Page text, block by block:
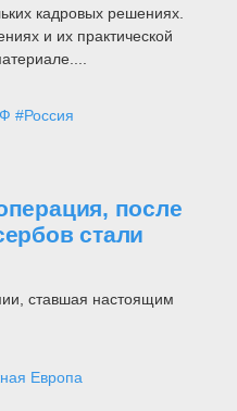
кадровых решениях.
и их практической
#Россия
после
стали
ставшая настоящим
Европа